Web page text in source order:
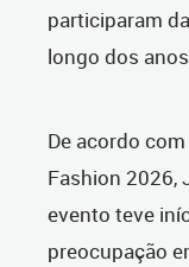
participaram
longo dos
De acordo
Fashion 2026,
evento teve
preocupação